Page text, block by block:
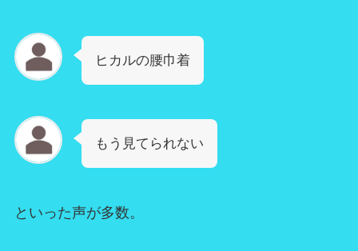
ヒカルの腰巾着
もう見てられない
といった声が多数。